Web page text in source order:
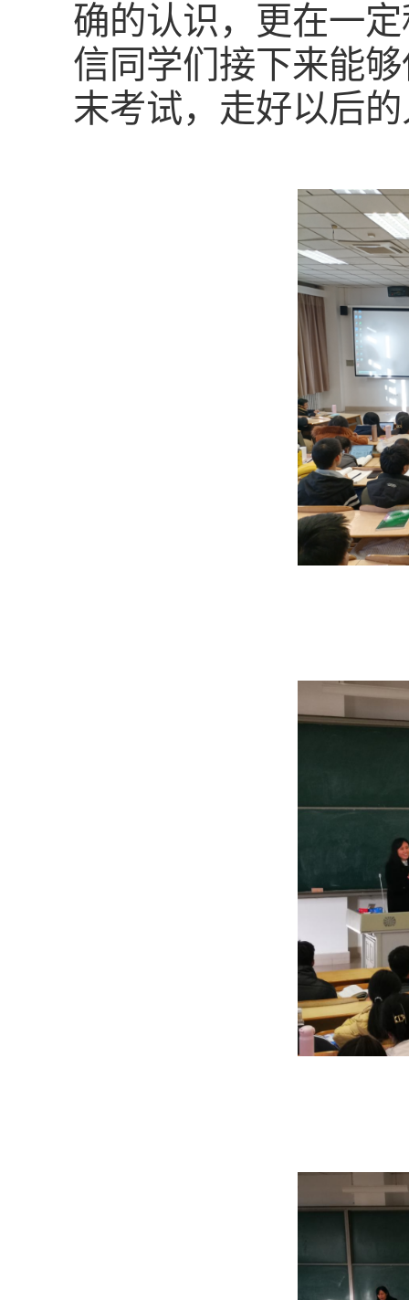
确的认识，更在一
信同学们接下来能
末考试，走好以后